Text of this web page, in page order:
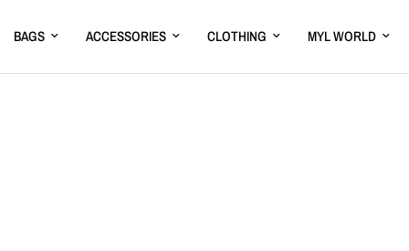
BAGS ACCESSORIES CLOTHING MYL WORLD